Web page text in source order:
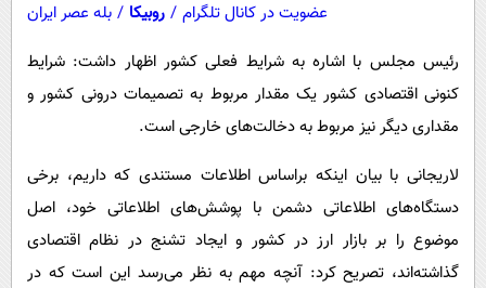
سیاست خارجی
عضویت در کانال تلگرام / روبیکا / بله عصر ایران
رئیس مجلس با اشاره به شرایط فعلی کشور اظهار داشت: شرایط
کنونی اقتصادی کشور یک مقدار مربوط به تصمیمات درونی کشور و
مقداری دیگر نیز مربوط به دخالت‌‌‌‌های خارجی است.
لاریجانی با بیان اینکه براساس اطلاعات مستندی که داریم، برخی
دستگاه‌‌‌‌‌‌‌‌‌های اطلاعاتی دشمن با پوشش‌‌‌‌‌‌های اطلاعاتی خود، اصل
موضوع را بر بازار ارز در کشور و ایجاد تشنج در نظام اقتصادی
گذاشته‌‌‌اند،‌ تصریح کرد: آنچه مهم به نظر می‌‌‌‌‌‌رسد این است که در